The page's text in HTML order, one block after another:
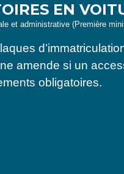
EN
et administrative (Première
amende si un
obligatoires.